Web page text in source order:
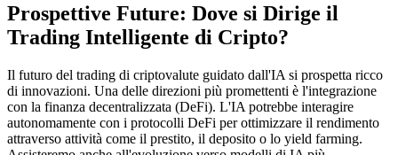
Prospettive Future: Dove si Dirige il
Trading Intelligente di Cripto?
Il futuro del trading di criptovalute guidato dall'IA si prospetta ricco
di innovazioni. Una delle direzioni più promettenti è l'integrazione
con la finanza decentralizzata (DeFi). L'IA potrebbe interagire
autonomamente con i protocolli DeFi per ottimizzare il rendimento
attraverso attività come il prestito, il deposito o lo yield farming.